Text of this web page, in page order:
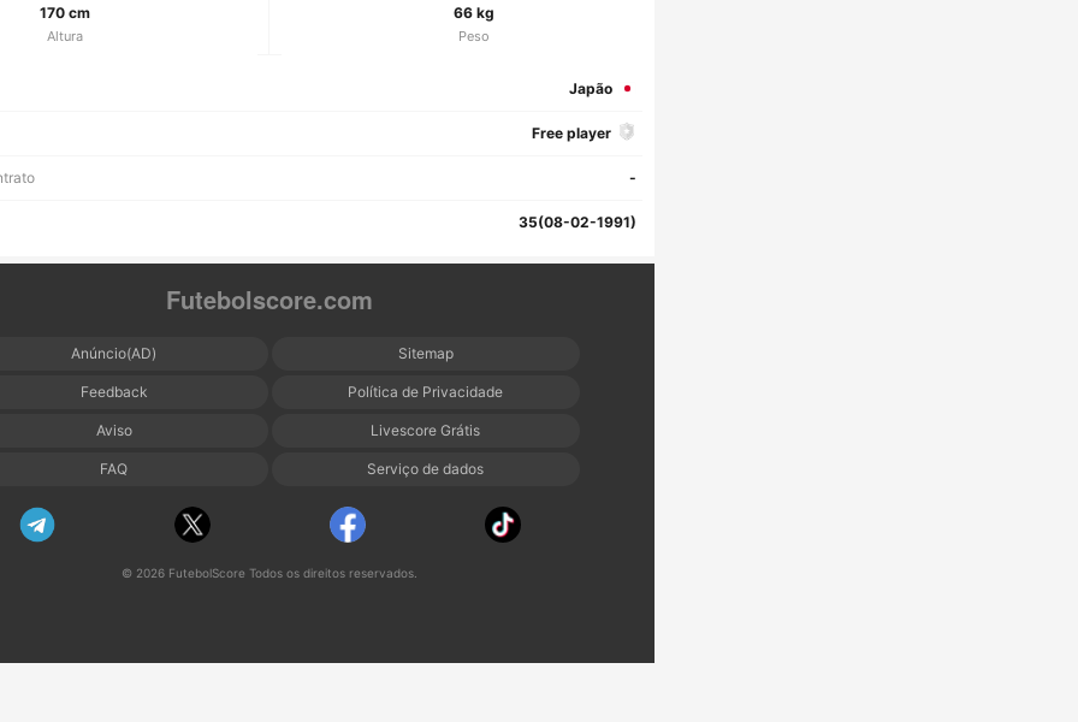
170 cm
Altura
66 kg
Peso
Japão
Free player
-
35(08-02-1991)
Futebolscore.com
Anúncio(AD) Sitemap
Feedback Política de Privacidade
Aviso Livescore Grátis
FAQ Serviço de dados
© 2026 FutebolScore Todos os direitos reservados.